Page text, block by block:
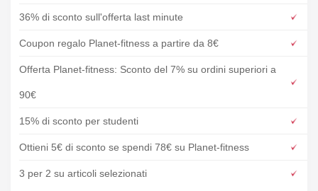
36% di sconto sull'offerta last minute
Coupon regalo Planet-fitness a partire da 8€
Offerta Planet-fitness: Sconto del 7% su ordini superiori a
90€
15% di sconto per studenti
Ottieni 5€ di sconto se spendi 78€ su Planet-fitness
3 per 2 su articoli selezionati